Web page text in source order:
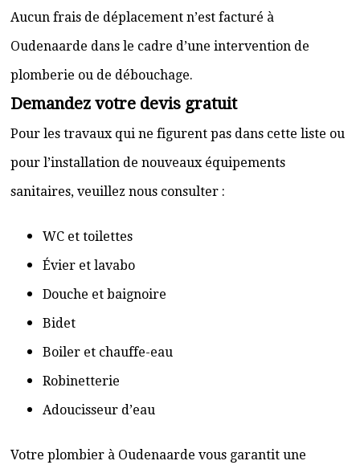
Aucun frais de déplacement n’est facturé à
Oudenaarde dans le cadre d’une intervention de
plomberie ou de débouchage.
Demandez votre devis gratuit
Pour les travaux qui ne figurent pas dans cette liste ou
pour l’installation de nouveaux équipements
sanitaires, veuillez nous consulter :
WC et toilettes
Évier et lavabo
Douche et baignoire
Bidet
Boiler et chauffe-eau
Robinetterie
Adoucisseur d’eau
Votre plombier à Oudenaarde vous garantit une